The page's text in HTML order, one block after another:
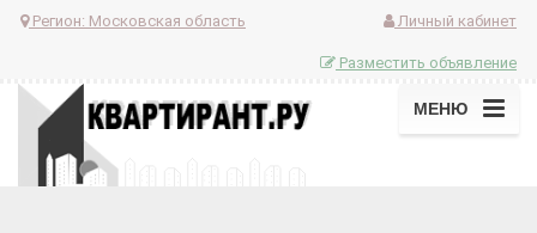
Регион: Московская область Личный кабинет
Разместить объявление
МЕНЮ